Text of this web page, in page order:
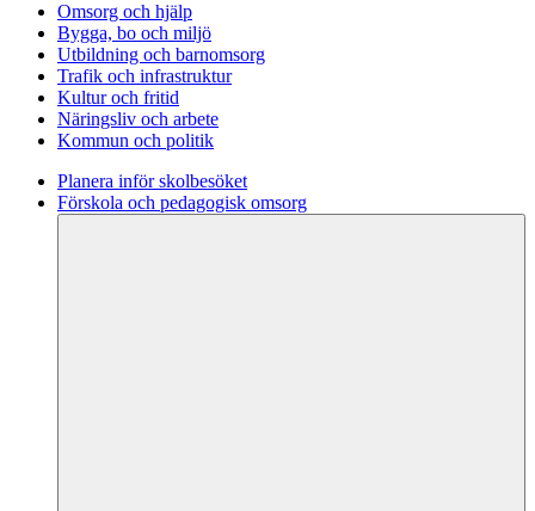
Omsorg och hjälp
Bygga, bo och miljö
Utbildning och barnomsorg
Trafik och infrastruktur
Kultur och fritid
Näringsliv och arbete
Kommun och politik
Planera inför skolbesöket
Förskola och pedagogisk omsorg